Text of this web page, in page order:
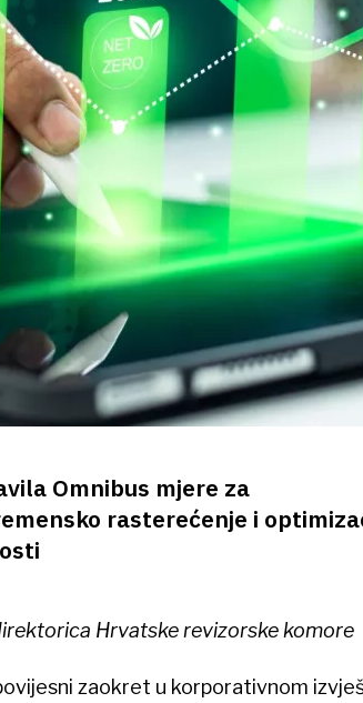
Omnibus mjere za
rasterećenje i
Hrvatske revizorske komore
zaokret u korporativnom